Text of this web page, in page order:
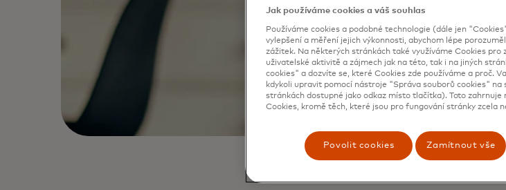
Jak používáme cookies a váš souhlas
Používáme cookies a podobné technologie (dále jen
vylepšení a měření jejich výkonnosti, abychom lépe
zážitek. Na některých stránkách také využíváme Cookies pro
uživatelské aktivitě a zájmech jak na této, tak i na jiných
cookies" a dozvíte se, které Cookies zde používáme a proč.
kdykoli upravit pomocí nástroje "Správa souborů cookies" na
stránkách dostupné jako odkaz místo tlačítka). Toto
Cookies, kromě těch, které jsou pro fungování stránky zcela
Povolit cookies Zamítnout vše